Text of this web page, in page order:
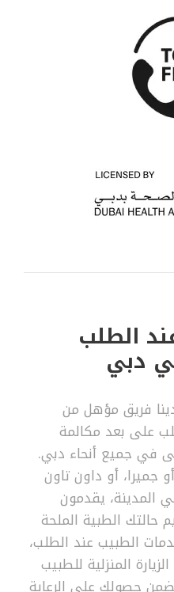
الطلب
دبي
فريق مؤهل من
على بعد مكالمة
في جميع أنحاء دبي.
جميرا، أو داون تاون
المدينة، يقدمون
حالتك الطبية الملحة
الطبيب عند الطلب،
المنزلية للطبيب
حصولك على الرعاية